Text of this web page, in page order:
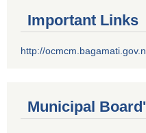
Important Links
http://
Municipal